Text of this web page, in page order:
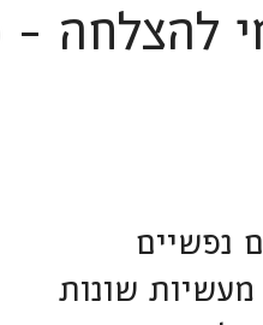
להצלחה -
נפשיים
מעשיות שונות